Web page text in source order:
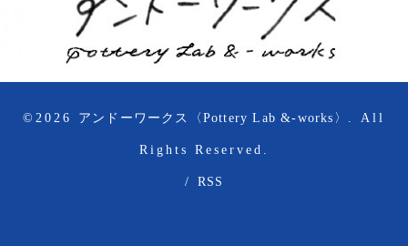
©2026 アンドーワークス〈Pottery Lab &-works〉 . All
Rights Reserved.
/ RSS